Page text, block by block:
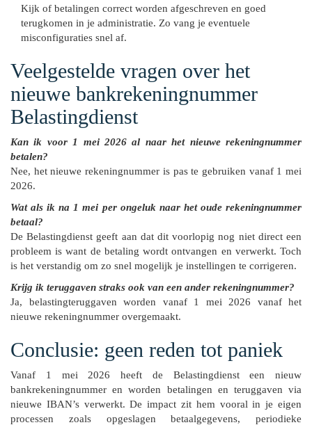
Kijk of betalingen correct worden afgeschreven en goed
terugkomen in je administratie. Zo vang je eventuele
misconfiguraties snel af.
Veelgestelde vragen over het
nieuwe bankrekeningnummer
Belastingdienst
Kan ik voor 1 mei 2026 al naar het nieuwe rekeningnummer
betalen?
Nee, het nieuwe rekeningnummer is pas te gebruiken vanaf 1 mei
2026.
Wat als ik na 1 mei per ongeluk naar het oude rekeningnummer
betaal?
De Belastingdienst geeft aan dat dit voorlopig nog niet direct een
probleem is want de betaling wordt ontvangen en verwerkt. Toch
is het verstandig om zo snel mogelijk je instellingen te corrigeren.
Krijg ik teruggaven straks ook van een ander rekeningnummer?
Ja, belastingteruggaven worden vanaf 1 mei 2026 vanaf het
nieuwe rekeningnummer overgemaakt.
Conclusie: geen reden tot paniek
Vanaf 1 mei 2026 heeft de Belastingdienst een nieuw
bankrekeningnummer en worden betalingen en teruggaven via
nieuwe IBAN’s verwerkt. De impact zit hem vooral in je eigen
processen zoals opgeslagen betaalgegevens, periodieke